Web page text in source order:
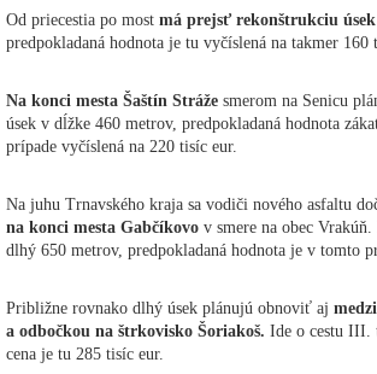
Od priecestia po most má prejsť rekonštrukciu
predpokladaná hodnota je tu vyčíslená na takmer 160
Na konci mesta Šaštín Stráže smerom na Senicu
úsek v dĺžke 460 metrov, predpokladaná hodnota
prípade vyčíslená na 220 tisíc eur.
Na juhu Trnavského kraja sa vodiči nového asfaltu
na konci mesta Gabčíkovo v smere na obec
dlhý 650 metrov, predpokladaná hodnota je v tomto
Približne rovnako dlhý úsek plánujú obnoviť aj
a odbočkou na štrkovisko Šoriakoš. Ide o cestu III.
cena je tu 285 tisíc eur.